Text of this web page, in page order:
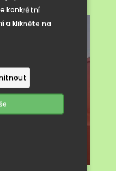
konkrétní
a klikněte na